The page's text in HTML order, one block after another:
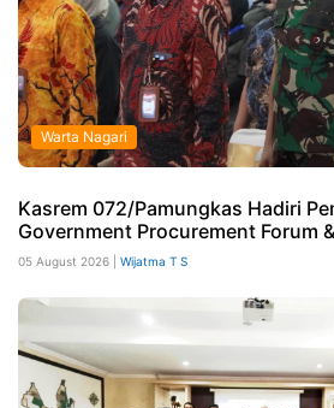
Warta Nagari
Kasrem 072/Pamungkas Hadiri
Government Procurement Forum
05 August 2026 | Wijatma T S